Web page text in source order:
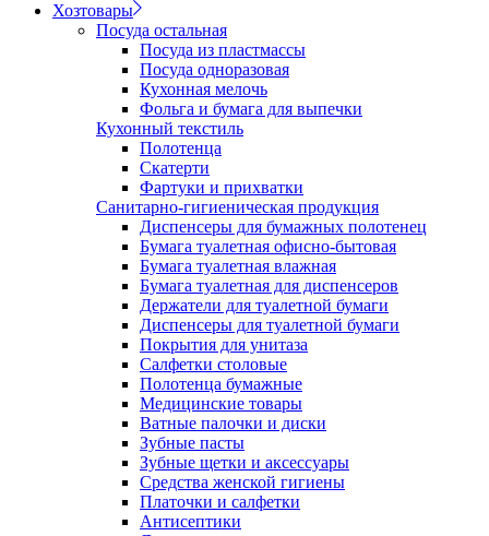
Хозтовары
Посуда остальная
Посуда из пластмассы
Посуда одноразовая
Кухонная мелочь
Фольга и бумага для выпечки
Кухонный текстиль
Полотенца
Скатерти
Фартуки и прихватки
Санитарно-гигиеническая продукция
Диспенсеры для бумажных полотенец
Бумага туалетная офисно-бытовая
Бумага туалетная влажная
Бумага туалетная для диспенсеров
Держатели для туалетной бумаги
Диспенсеры для туалетной бумаги
Покрытия для унитаза
Салфетки столовые
Полотенца бумажные
Медицинские товары
Ватные палочки и диски
Зубные пасты
Зубные щетки и аксессуары
Средства женской гигиены
Платочки и салфетки
Антисептики